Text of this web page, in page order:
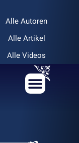
Alle Autoren
Alle Artikel
Alle Videos